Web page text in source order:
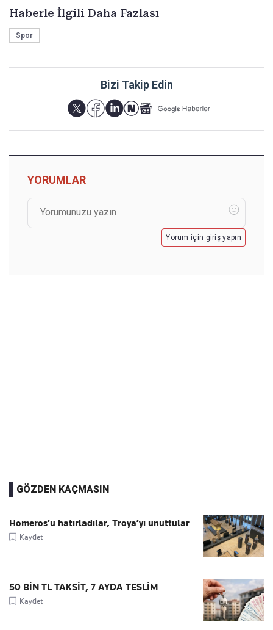
Haberle İlgili Daha Fazlası
Spor
Bizi Takip Edin
YORUMLAR
Yorum için giriş yapın
GÖZDEN KAÇMASIN
Homeros’u hatırladılar, Troya’yı unuttular
Kaydet
50 BİN TL TAKSİT, 7 AYDA TESLİM
Kaydet